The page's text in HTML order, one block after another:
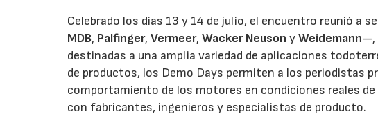
Celebrado los días 13 y 14 de julio, el encuentro reunió a
MDB, Palfinger,Vermeer,Wacker Neuson yWeidemann—,
destinadas a una amplia variedad de aplicaciones
de productos, los Demo Days permiten a los periodistas
comportamiento de los motores en condiciones reales
con fabricantes, ingenieros y especialistas de producto.